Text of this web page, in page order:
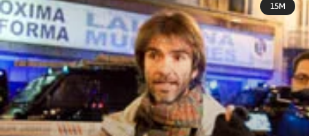
15M